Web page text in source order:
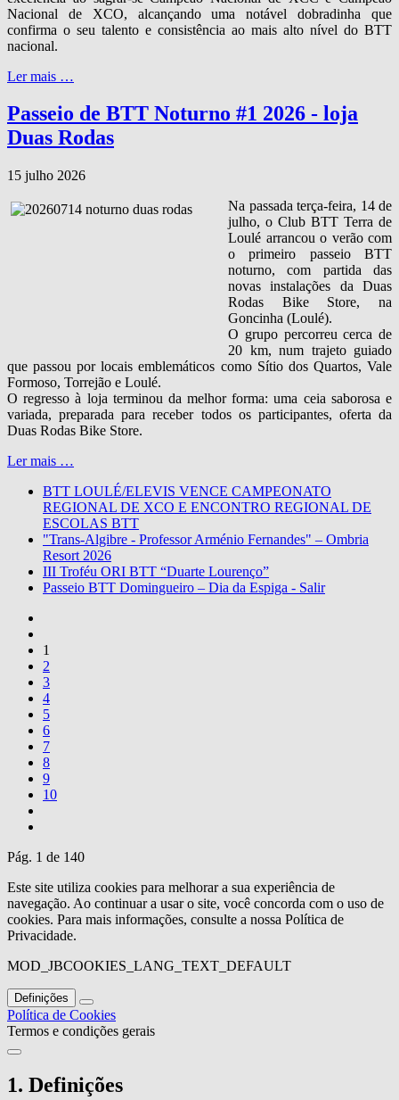
Nacional de XCO, alcançando uma notável dobradinha que
confirma o seu talento e consistência ao mais alto nível do BTT
nacional.
Ler mais …
Passeio de BTT Noturno #1 2026 - loja
Duas Rodas
15 julho 2026
Na passada terça‑feira, 14 de
julho, o Club BTT Terra de
Loulé arrancou o verão com
o primeiro passeio BTT
noturno, com partida das
novas instalações da Duas
Rodas Bike Store, na
Goncinha (Loulé).
O grupo percorreu cerca de
20 km, num trajeto guiado
que passou por locais emblemáticos como Sítio dos Quartos, Vale
Formoso, Torrejão e Loulé.
O regresso à loja terminou da melhor forma: uma ceia saborosa e
variada, preparada para receber todos os participantes, oferta da
Duas Rodas Bike Store.
Ler mais …
BTT LOULÉ/ELEVIS VENCE CAMPEONATO
REGIONAL DE XCO E ENCONTRO REGIONAL DE
ESCOLAS BTT
"Trans-Algibre - Professor Arménio Fernandes" – Ombria
Resort 2026
III Troféu ORI BTT “Duarte Lourenço”
Passeio BTT Domingueiro – Dia da Espiga - Salir
1
2
3
4
5
6
7
8
9
10
Pág. 1 de 140
Este site utiliza cookies para melhorar a sua experiência de
navegação. Ao continuar a usar o site, você concorda com o uso de
cookies. Para mais informações, consulte a nossa Política de
Privacidade.
MOD_JBCOOKIES_LANG_TEXT_DEFAULT
Definições
Política de Cookies
Termos e condições gerais
1. Definições